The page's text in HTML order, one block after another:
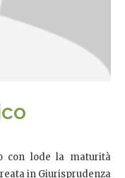
con lode la maturità
in Giurisprudenza